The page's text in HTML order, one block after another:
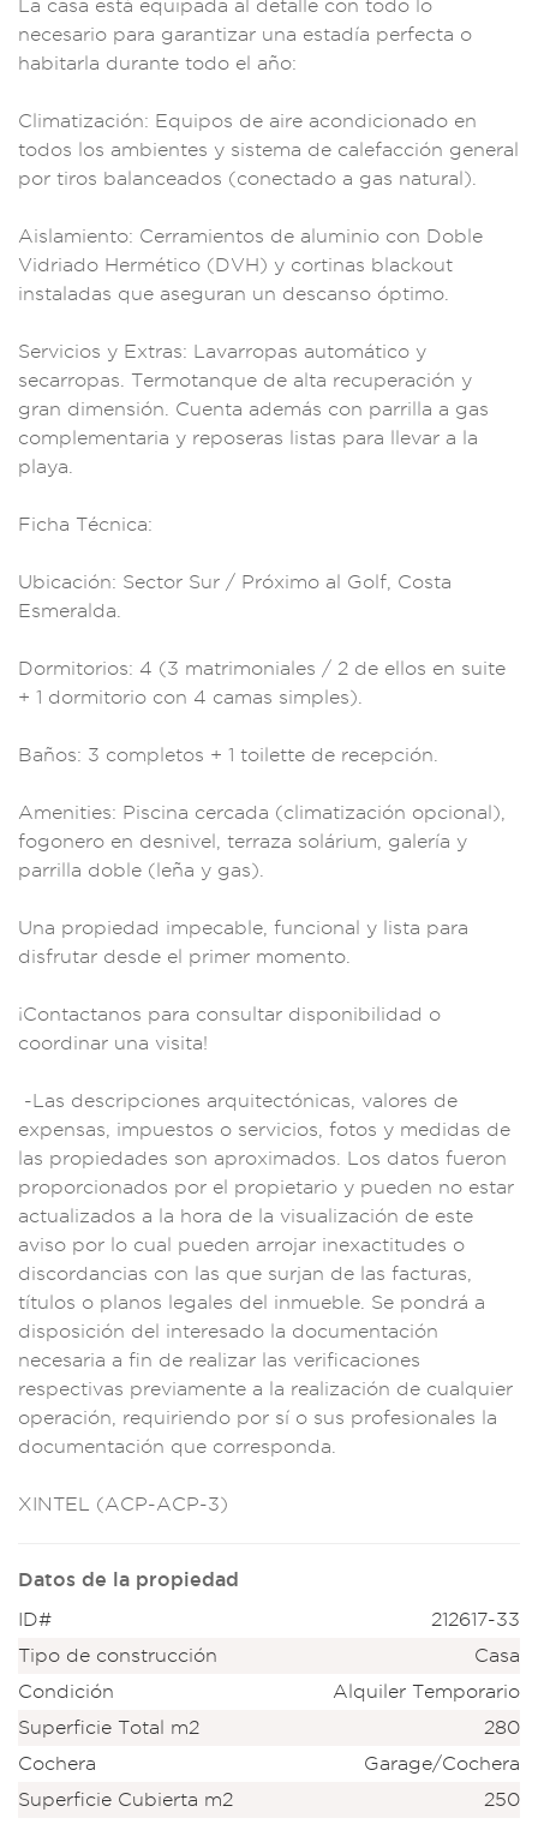
La casa está equipada al detalle con todo lo
necesario para garantizar una estadía perfecta o
habitarla durante todo e l año:
Climatización: Equipos de aire acondicionado en
todos los ambientes y sistema de calefacción general
por tiros balanceados (conectado a gas natural).
Aislamiento: Cerramientos de aluminio con Doble
Vidriado Hermético (DVH) y cortinas blackout
instaladas que aseguran un descanso óptimo.
Servicios y Extras: Lavarropas automático y
secarropas . Termotanque de alta recuperación y
gran dimensión. Cuenta además con parrilla a gas
complementaria y reposeras listas para llevar a la
playa.
Ficha Técnica:
Ubicación: Sector Sur / Próximo al Go lf, Costa
Esmeralda.
Dormitorios: 4 (3 matrimoniales / 2 de ellos en suite
+ 1 dormitorio con 4 camas simples)
Baños: 3 completos + 1 toilette de recepción.
Amenities: Piscina cercada (cl imatización opcional),
fogonero en desnivel, terraza sol árium, galería y
parrilla doble (leña y gas).
Una propiedad impecable, funcional y lista para
disfrutar desde el primer momento.
¡Contactanos para consultar disponibilidad o
coordinar una visita!
-Las descripciones arquitectónicas, valores de
expensas, impuestos o servicios, fotos y medidas de
las propiedades son aproximados. Los datos fueron
proporcionados por el propietario y pueden no estar
actual izados a l a hora de la visua lización de este
aviso por lo cual pueden arrojar inexactitudes o
discordancias con las que surjan de las facturas,
títulos o planos legales del inmueble. Se pondrá a
disposición del interesado la documentación
necesaria a fin de realizar las verificaciones
respectivas previamente a la realización de cua lquier
operación, requiriendo por sí o sus profesionales la
documentación que corresponda.
XINTEL (ACP-ACP-3)
Datos de la propiedad
ID#
212617-33
Tipo de construcción
Casa
Condición
Alquiler Temporario
Superficie Total m2
280
Cochera
Garage/Cochera
Superficie Cubierta m2
250